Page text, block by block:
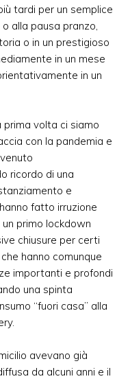
tardi per un semplice
alla pausa pranzo,
o in un prestigioso
in un mese
in un
prima volta ci siamo
con la pandemia e
ricordo di una
e
fatto irruzione
primo lockdown
chiusure per certi
hanno comunque
importanti e profondi
una spinta
“fuori casa” alla
avevano già
da alcuni anni e il